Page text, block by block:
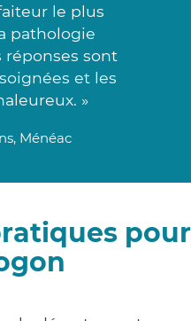
le plus
pathologie
réponses sont
et les
»
Ménéac
pour